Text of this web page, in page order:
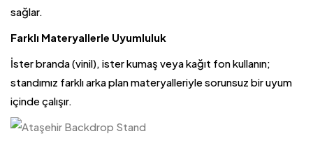
sağlar.
Farklı Materyallerle Uyumluluk
İster branda (vinil), ister kumaş veya kağıt fon kullanın;
standımız farklı arka plan materyalleriyle sorunsuz bir uyum
içinde çalışır.